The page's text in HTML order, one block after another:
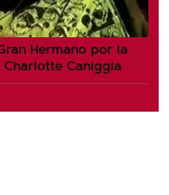
Hermano por la
Caniggia